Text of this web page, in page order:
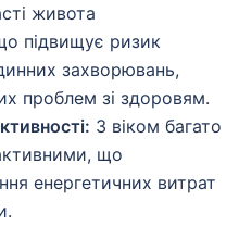
живота
підвищує ризик
захворювань,
проблем зі здоровям.
З віком багато
що
енергетичних витрат